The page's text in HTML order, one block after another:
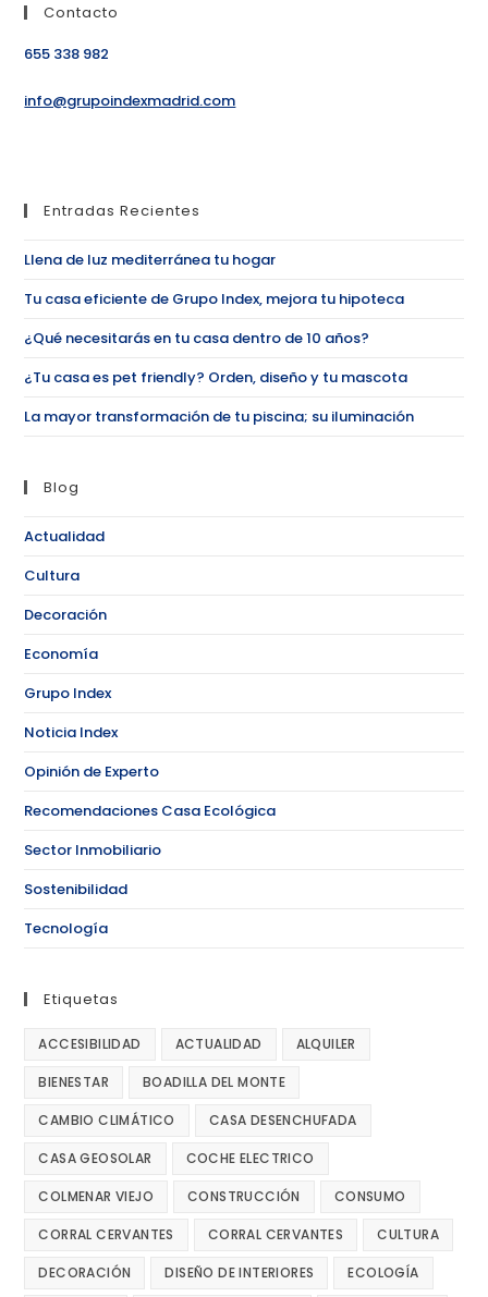
Contacto
655 338 982
info@grupoindexmadrid.com
Entradas Recientes
Llena de luz mediterránea tu hogar
Tu casa eficiente de Grupo Index, mejora tu hipoteca
¿Qué necesitarás en tu casa dentro de 10 años?
¿Tu casa es pet friendly? Orden, diseño y tu mascota
La mayor transformación de tu piscina; su iluminación
Blog
Actualidad
Cultura
Decoración
Economía
Grupo Index
Noticia Index
Opinión de Experto
Recomendaciones Casa Ecológica
Sector Inmobiliario
Sostenibilidad
Tecnología
Etiquetas
ACCESIBILIDAD ACTUALIDAD ALQUILER
BIENESTAR BOADILLA DEL MONTE
CAMBIO CLIMÁTICO CASA DESENCHUFADA
CASA GEOSOLAR COCHE ELECTRICO
COLMENAR VIEJO CONSTRUCCIÓN CONSUMO
CORRAL CERVANTES CORRAL CERVANTES CULTURA
DECORACIÓN DISEÑO DE INTERIORES ECOLOGÍA